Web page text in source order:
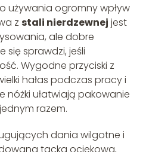
używania ogromny wpływ
z stali nierdzewnej jest
ale dobre
się sprawdzi, jeśli
Wygodne przyciski z
hałas podczas pracy i
nóżki ułatwiają pakowanie
razem.
dania wilgotne i
tacka ociekowa,